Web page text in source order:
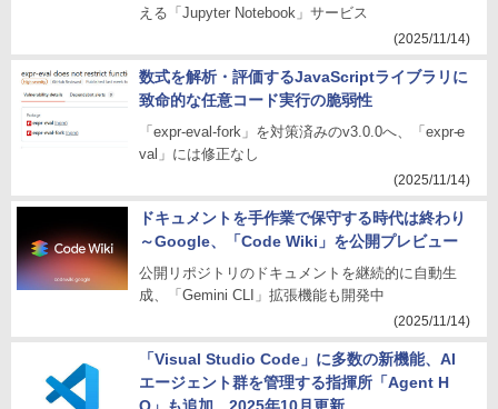
える「Jupyter Notebook」サービス
(2025/11/14)
数式を解析・評価するJavaScriptライブラリに
致命的な任意コード実行の脆弱性
「expr-eval-fork」を対策済みのv3.0.0へ、「expr-e
val」には修正なし
(2025/11/14)
ドキュメントを手作業で保守する時代は終わり
～Google、「Code Wiki」を公開プレビュー
公開リポジトリのドキュメントを継続的に自動生
成、「Gemini CLI」拡張機能も開発中
(2025/11/14)
「Visual Studio Code」に多数の新機能、AI
エージェント群を管理する指揮所「Agent H